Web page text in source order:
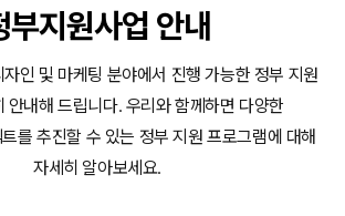
동영상 - 삼양홀딩스
부지원사업 안내
인 및 마케팅 분야에서 진행 가능한 정부 지원
안내해 드립니다. 우리와 함께하면 다양한
를 추진할 수 있는 정부 지원 프로그램에 대해
자세히 알아보세요.